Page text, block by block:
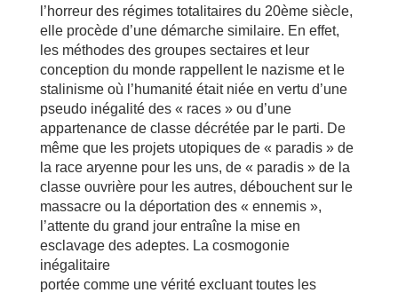
l’horreur des régimes totalitaires du 20ème siècle,
elle procède d’une démarche similaire. En effet,
les méthodes des groupes sectaires et leur
conception du monde rappellent le nazisme et le
stalinisme où l’humanité était niée en vertu d’une
pseudo inégalité des « races » ou d’une
appartenance de classe décrétée par le parti. De
même que les projets utopiques de « paradis » de
la race aryenne pour les uns, de « paradis » de la
classe ouvrière pour les autres, débouchent sur le
massacre ou la déportation des « ennemis »,
l’attente du grand jour entraîne la mise en
esclavage des adeptes. La cosmogonie
inégalitaire
portée comme une vérité excluant toutes les